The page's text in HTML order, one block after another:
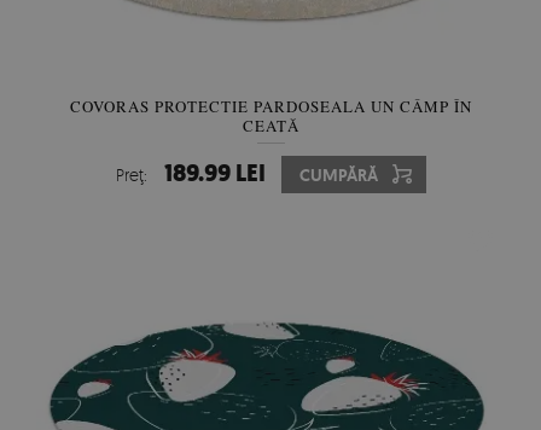
COVORAS PROTECTIE PARDOSEALA UN CÂMP ÎN
CEAȚĂ
Preţ: 189.99 LEI CUMPĂRĂ